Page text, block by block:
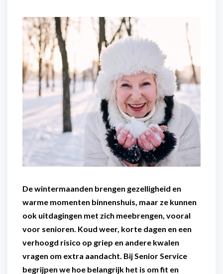
Diensten voor
organisaties
Maaltijdondersteuning
Mantelzorger van de zaak
Altijd in de buurt
Snel geregeld
De wintermaanden brengen gezelligheid en
warme momenten binnenshuis, maar ze kunnen
ook uitdagingen met zich meebrengen, vooral
voor senioren. Koud weer, korte dagen en een
verhoogd risico op griep en andere kwalen
vragen om extra aandacht. Bij Senior Service
begrijpen we hoe belangrijk het is om fit en